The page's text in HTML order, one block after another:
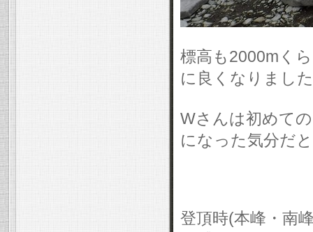
標高も2000mく
に良くなりまし
Wさんは初めて
になった気分だ
登頂時(本峰・南